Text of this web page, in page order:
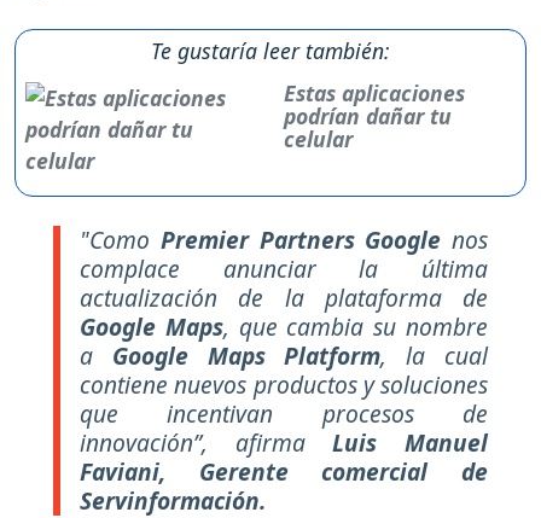
Te gustaría leer también:
Estas aplicaciones
podrían dañar tu
celular
"Como Premier Partners Google nos
complace anunciar la última
actualización de la plataforma de
Google Maps, que cambia su nombre
a Google Maps Platform, la cual
contiene nuevos productos y soluciones
que incentivan procesos de
innovación”, afirmaLuis Manuel
Faviani, Gerente comercial de
Servinformación.